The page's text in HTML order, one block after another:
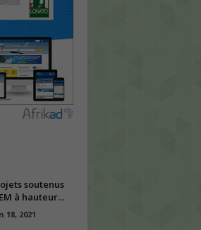
soutenus
à hauteur...
18, 2021